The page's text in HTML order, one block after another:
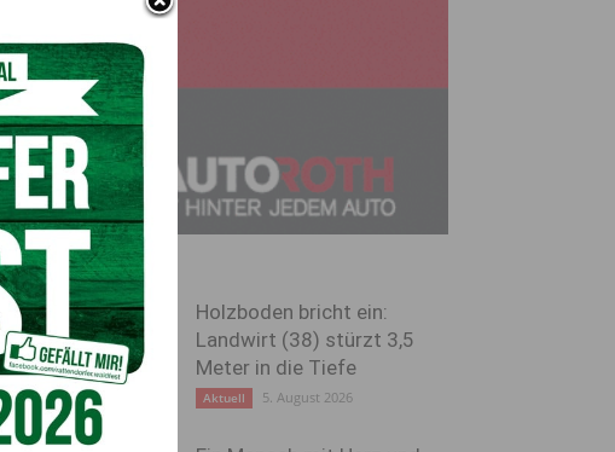
Holzboden bricht ein:
Landwirt (38) stürzt 3,5
Meter in die Tiefe
Aktuell 5. August 2026